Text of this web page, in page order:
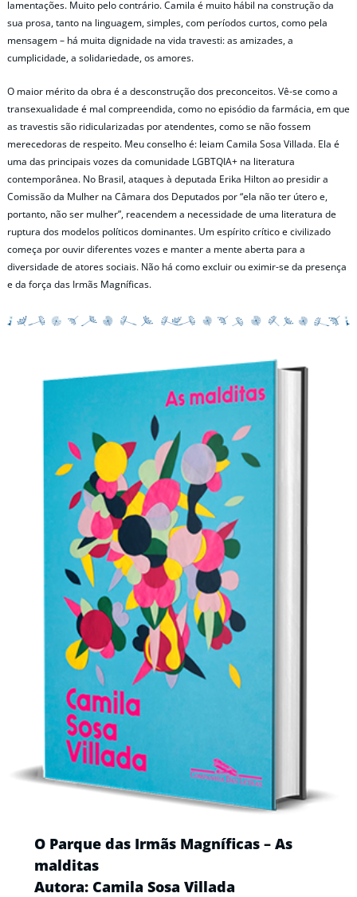
lamentações. Muito pelo contrário. Camila é muito hábil na construção da
sua prosa, tanto na linguagem, simples, com períodos curtos, como pela
mensagem – há muita dignidade na vida travesti: as amizades, a
cumplicidade, a solidariedade, os amores.
O maior mérito da obra é a desconstrução dos preconceitos. Vê-se como a
transexualidade é mal compreendida, como no episódio da farmácia, em que
as travestis são ridicularizadas por atendentes, como se não fossem
merecedoras de respeito. Meu conselho é: leiam Camila Sosa Villada. Ela é
uma das principais vozes da comunidade LGBTQIA+ na literatura
contemporânea. No Brasil, ataques à deputada Erika Hilton ao presidir a
Comissão da Mulher na Câmara dos Deputados por “ela não ter útero e,
portanto, não ser mulher”, reacendem a necessidade de uma literatura de
ruptura dos modelos políticos dominantes. Um espírito crítico e civilizado
começa por ouvir diferentes vozes e manter a mente aberta para a
diversidade de atores sociais. Não há como excluir ou eximir-se da presença
e da força das Irmãs Magníficas.
O Parque das Irmãs Magníficas – As
malditas
Autora: Camila Sosa Villada